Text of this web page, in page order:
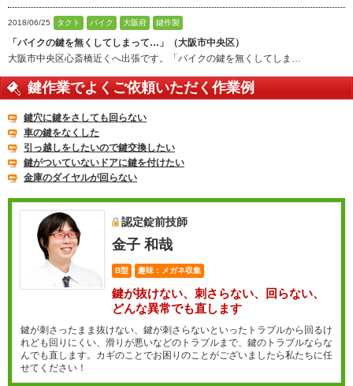
2018/06/25 タクト バイク 大阪府 鍵作製
「バイクの鍵を無くしてしまって…」（大阪市中央区）
大阪市中央区心斎橋近くへ出張です。「バイクの鍵を無くしてしま…
鍵作業でよくご依頼いただく作業例
鍵穴に鍵をさしても回らない
車の鍵をなくした
引っ越しをしたいので鍵交換したい
鍵がついていないドアに鍵を付けたい
金庫のダイヤルが回らない
認定錠前技師
金子 和哉
B型 趣味：メガネ収集
鍵が抜けない、刺さらない、回らない、
どんな異常でも直します
鍵が刺さったまま抜けない、鍵が刺さらないといったトラブルから回るけ
れども回りにくい、滑りが悪いなどのトラブルまで、鍵のトラブルならな
んでも直します。カギのことでお困りのことがございましたら私たちに任
せてください！